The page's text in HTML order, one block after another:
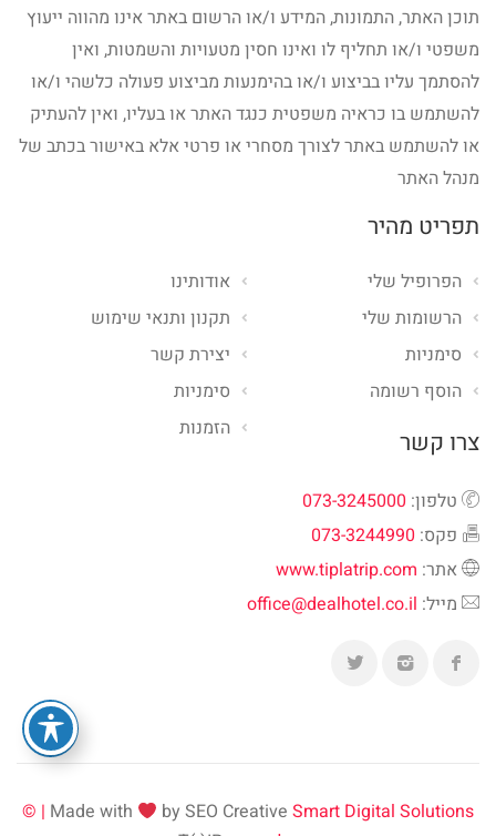
תוכן האתר, התמונות, המידע ו/או הרשום באתר אינו מהווה ייעוץ
משפטי ו/או תחליף לו ואינו חסין מטעויות והשמטות, ואין
להסתמך עליו בביצוע ו/או בהימנעות מביצוע פעולה כלשהי ו/או
להשתמש בו כראיה משפטית כנגד האתר או בעליו, ואין להעתיק
או להשתמש באתר לצורך מסחרי או פרטי אלא באישור בכתב של
מנהל האתר
תפריט מהיר
אודותינו
תקנון ותנאי שימוש
יצירת קשר
סימניות
הזמנות
הפרופיל שלי
הרשומות שלי
סימניות
הוסף רשומה
צרו קשר
טלפון: 073-3245000
פקס: 073-3244990
אתר: www.tiplatrip.com
מייל: office@dealhotel.co.il
Made with by SEO CreativeSmart Digital Solutions | ©